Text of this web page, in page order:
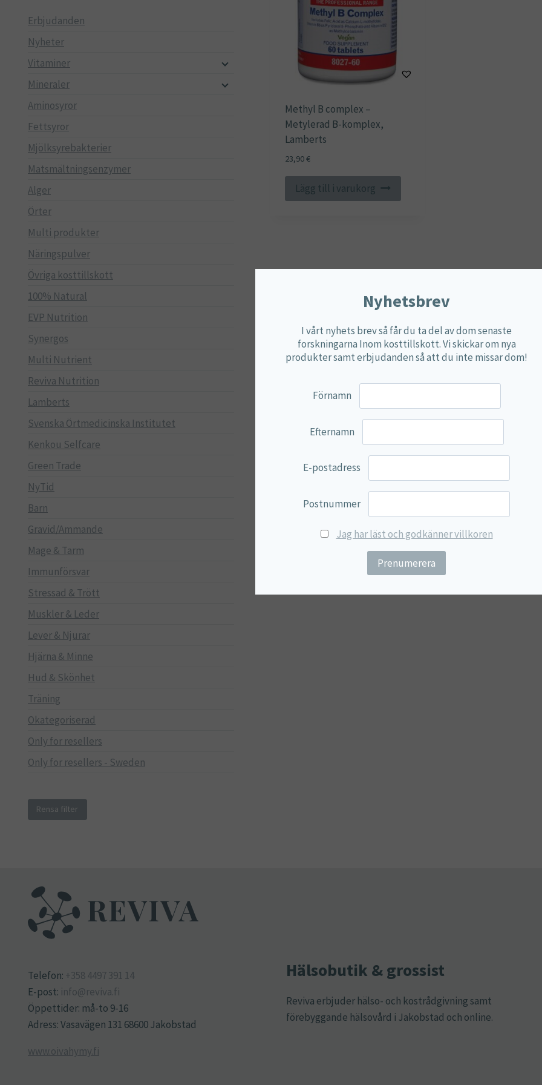
Methyl B complex –
Metylerad B-komplex,
Lamberts
23,90€
Lägg till i varukorg
Erbjudanden
Nyheter
Vitaminer
Mineraler
Aminosyror
Fettsyror
Mjölksyrebakterier
Matsmältningsenzymer
Alger
Örter
Multi produkter
Näringspulver
Övriga kosttillskott
100% Natural
EVP Nutrition
Synergos
Multi Nutrient
Reviva Nutrition
Lamberts
Svenska Örtmedicinska Institutet
Kenkou Selfcare
Green Trade
NyTid
Barn
Gravid/Ammande
Mage & Tarm
Immunförsvar
Stressad & Trött
Muskler & Leder
Lever & Njurar
Hjärna & Minne
Hud & Skönhet
Träning
Okategoriserad
Only for resellers
Only for resellers - Sweden
Rensa filter
Telefon: +358 4497 391 14
E-post: info@reviva.fi
Öppettider: må-to 9-16
Adress: Vasavägen 131 68600 Jakobstad
www.oivahymy.fi
Hälsobutik & grossist
Reviva erbjuder hälso- och kostrådgivning samt
förebyggande hälsovård i Jakobstad och online.
Nyhetsbrev
I vårt nyhets brev så får du ta del av dom senaste
forskningarna Inom kosttillskott. Vi skickar om nya
produkter samt erbjudanden så att du inte missar dom!
Förnamn
Efternamn
E-postadress
Postnummer
Jag har läst och godkänner villkoren